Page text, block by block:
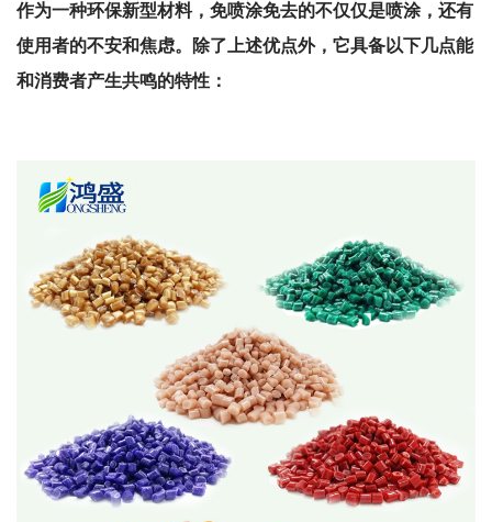
作为一种环保新型材料，免喷涂免去的不仅仅是喷涂，还有
使用者的不安和焦虑。除了上述优点外，它具备以下几点能
和消费者产生共鸣的特性：